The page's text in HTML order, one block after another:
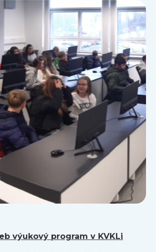
výukový program v KVKLi